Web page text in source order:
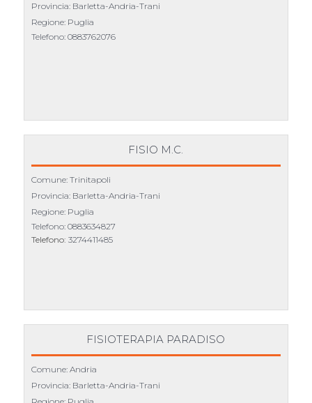
Provincia: Barletta-Andria-Trani
Regione: Puglia
Telefono: 0883762076
FISIO M.C.
Comune: Trinitapoli
Provincia: Barletta-Andria-Trani
Regione: Puglia
Telefono: 0883634827
Telefono: 3274411485
FISIOTERAPIA PARADISO
Comune: Andria
Provincia: Barletta-Andria-Trani